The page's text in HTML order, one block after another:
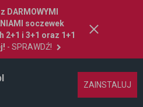
DARMOWYMI
soczewek
2+1 i 3+1 oraz 1+1
- SPRAWDŹ!
ZAINSTALUJ